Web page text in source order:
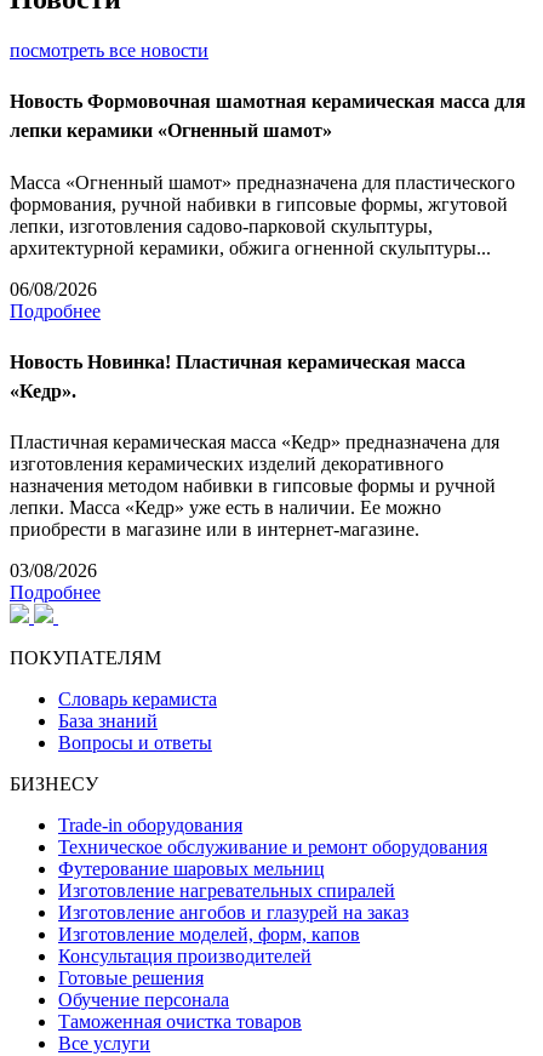
посмотреть все новости
Новость Формовочная шамотная керамическая масса для
лепки керамики «Огненный шамот»
Масса «Огненный шамот» предназначена для пластического
формования, ручной набивки в гипсовые формы, жгутовой
лепки, изготовления садово-парковой скульптуры,
архитектурной керамики, обжига огненной скульптуры...
06/08/2026
Подробнее
Новость Новинка! Пластичная керамическая масса
«Кедр».
Пластичная керамическая масса «Кедр» предназначена для
изготовления керамических изделий декоративного
назначения методом набивки в гипсовые формы и ручной
лепки. Масса «Кедр» уже есть в наличии. Ее можно
приобрести в магазине или в интернет-магазине.
03/08/2026
Подробнее
ПОКУПАТЕЛЯМ
Словарь керамиста
База знаний
Вопросы и ответы
БИЗНЕСУ
Trade-in оборудования
Техническое обслуживание и ремонт оборудования
Футерование шаровых мельниц
Изготовление нагревательных спиралей
Изготовление ангобов и глазурей на заказ
Изготовление моделей, форм, капов
Консультация производителей
Готовые решения
Обучение персонала
Таможенная очистка товаров
Все услуги